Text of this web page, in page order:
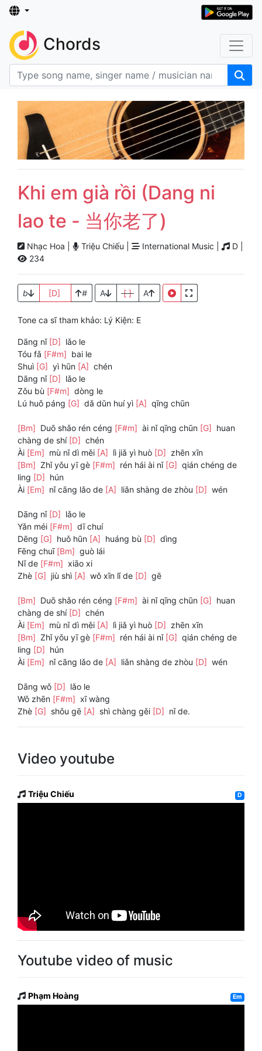
Chords
Khi em già rồi (Dang ni
lao te - 当你老了)
Nhạc Hoa | Triệu Chiếu | International Music |
D |
234
b [D] # A [ ] A
Tone ca sĩ tham khảo: Lý Kiện: E
Dāng nǐ [D] lǎo le
Tóu fǎ [F#m] bai le
Shuì [G] yì hūn [A] chén
Dāng nǐ [D] lǎo le
Zǒu bù [F#m] dòng le
Lú huǒ páng [G] dǎ dǔn huí yì [A] qīng chūn
[Bm] Duō shǎo rén céng [F#m] ài nǐ qīng chūn [G] huan
chàng de shí [D] chén
Ài [Em] mù nǐ dì měi [A] lì jiǎ yì huò [D] zhēn xīn
[Bm] Zhǐ yǒu yī gè [F#m] rén hái ài nǐ [G] qián chéng de
ling [D] hún
Ài [Em] nǐ cāng lǎo de [A] liǎn shàng de zhòu [D] wén
Dāng nǐ [D] lǎo le
Yǎn méi [F#m] dī chuí
Dēng [G] huǒ hūn [A] huáng bù [D] dìng
Fēng chuī [Bm] guò lái
Nǐ de [F#m] xiāo xi
Zhè [G] jiù shì [A] wǒ xīn lǐ de [D] gē
[Bm] Duō shǎo rén céng [F#m] ài nǐ qīng chūn [G] huan
chàng de shí [D] chén
Ài [Em] mù nǐ dì měi [A] lì jiǎ yì huò [D] zhēn xīn
[Bm] Zhǐ yǒu yī gè [F#m] rén hái ài nǐ [G] qián chéng de
ling [D] hún
Ài [Em] nǐ cāng lǎo de [A] liǎn shàng de zhòu [D] wén
Dāng wǒ [D] lǎo le
Wǒ zhēn [F#m] xī wàng
Zhè [G] shǒu gē [A] shì chàng gěi [D] nǐ de.
Video youtube
Triệu Chiếu D
Youtube video of music
Phạm Hoàng Em